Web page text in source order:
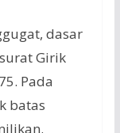
dasar
Girik
Pada
batas